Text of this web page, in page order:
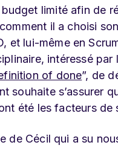
limité afin de
il a choisi
et lui-même en
intéressé
of done”, de
souhaite s’assurer
été les facteurs
de Cécil qui a su